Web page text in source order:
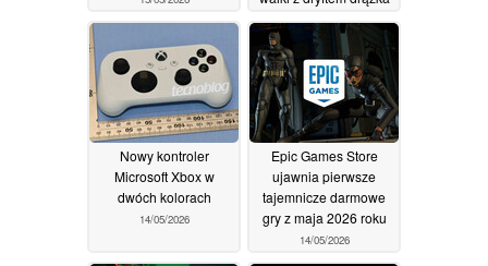
15/05/2026
Nowy kontroler
Microsoft Xbox w
dwóch kolorach
14/05/2026
Epic Games Store
ujawnia pierwsze
tajemnicze darmowe
gry z maja 2026 roku
14/05/2026